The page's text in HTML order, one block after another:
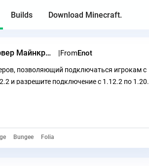
Builds Download Minecraft.
Плагин ViaVersion Как зайти на сервер Майнкрафт с любой версии FromEnot
позволяющий подключаться игрокам с
и разрешите подключение с 1.12.2 по 1.20.
Bungee Folia